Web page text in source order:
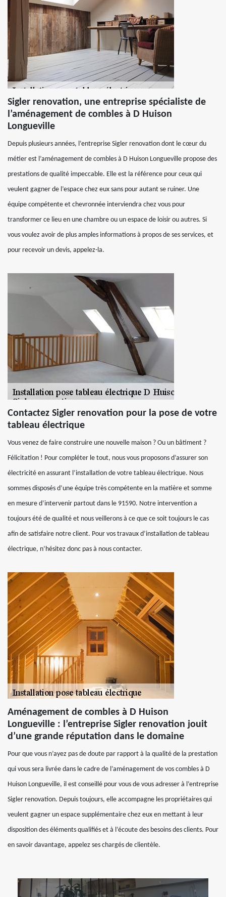
Sigler renovation, une entreprise spécialiste de
l’aménagement de combles à D Huison
Longueville
Depuis plusieurs années, l’entreprise Sigler renovation dont le cœur du
métier est l’aménagement de combles à D Huison Longueville propose des
prestations de qualité impeccable. Elle est la référence pour ceux qui
veulent gagner de l’espace chez eux sans pour autant se ruiner. Une
équipe compétente et chevronnée interviendra chez vous pour
transformer ce lieu en une chambre ou un espace de loisir ou autres. Si
vous voulez avoir de plus amples informations à propos de ses services, et
pour recevoir un devis, appelez-la.
Contactez Sigler renovation pour la pose de votre
tableau électrique
Vous venez de faire construire une nouvelle maison ? Ou un bâtiment ?
Félicitation ! Pour compléter le tout, nous vous proposons d’assurer son
électricité en assurant l’installation de votre tableau électrique. Nous
sommes disposés d’une équipe très compétente en la matière et somme
en mesure d’intervenir partout dans le 91590. Notre intervention a
toujours été de qualité et nous veillerons à ce que ce soit toujours le cas
afin de satisfaire notre client. Pour vos travaux d’installation de tableau
électrique, n’hésitez donc pas à nous contacter.
Aménagement de combles à D Huison
Longueville : l’entreprise Sigler renovation jouit
d’une grande réputation dans le domaine
Pour que vous n’ayez pas de doute par rapport à la qualité de la prestation
qui vous sera livrée dans le cadre de l’aménagement de vos combles à D
Huison Longueville, il est conseillé pour vous de vous adresser à l’entreprise
Sigler renovation. Depuis toujours, elle accompagne les propriétaires qui
veulent gagner un espace supplémentaire chez eux en mettant à leur
disposition des éléments qualifiés et à l’écoute des besoins des clients. Pour
en savoir davantage, appelez ses chargés de clientèle.